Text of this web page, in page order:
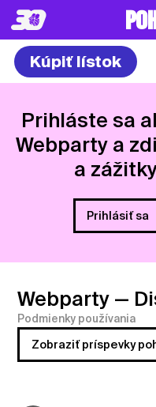
Kúpiť lístok
Prihláste sa
Webparty a
a
Prihlásiť sa
Webparty —
Podmienky používania
Zobraziť príspevky